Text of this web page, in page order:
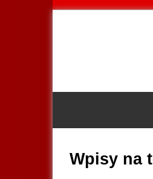
Wpisy na